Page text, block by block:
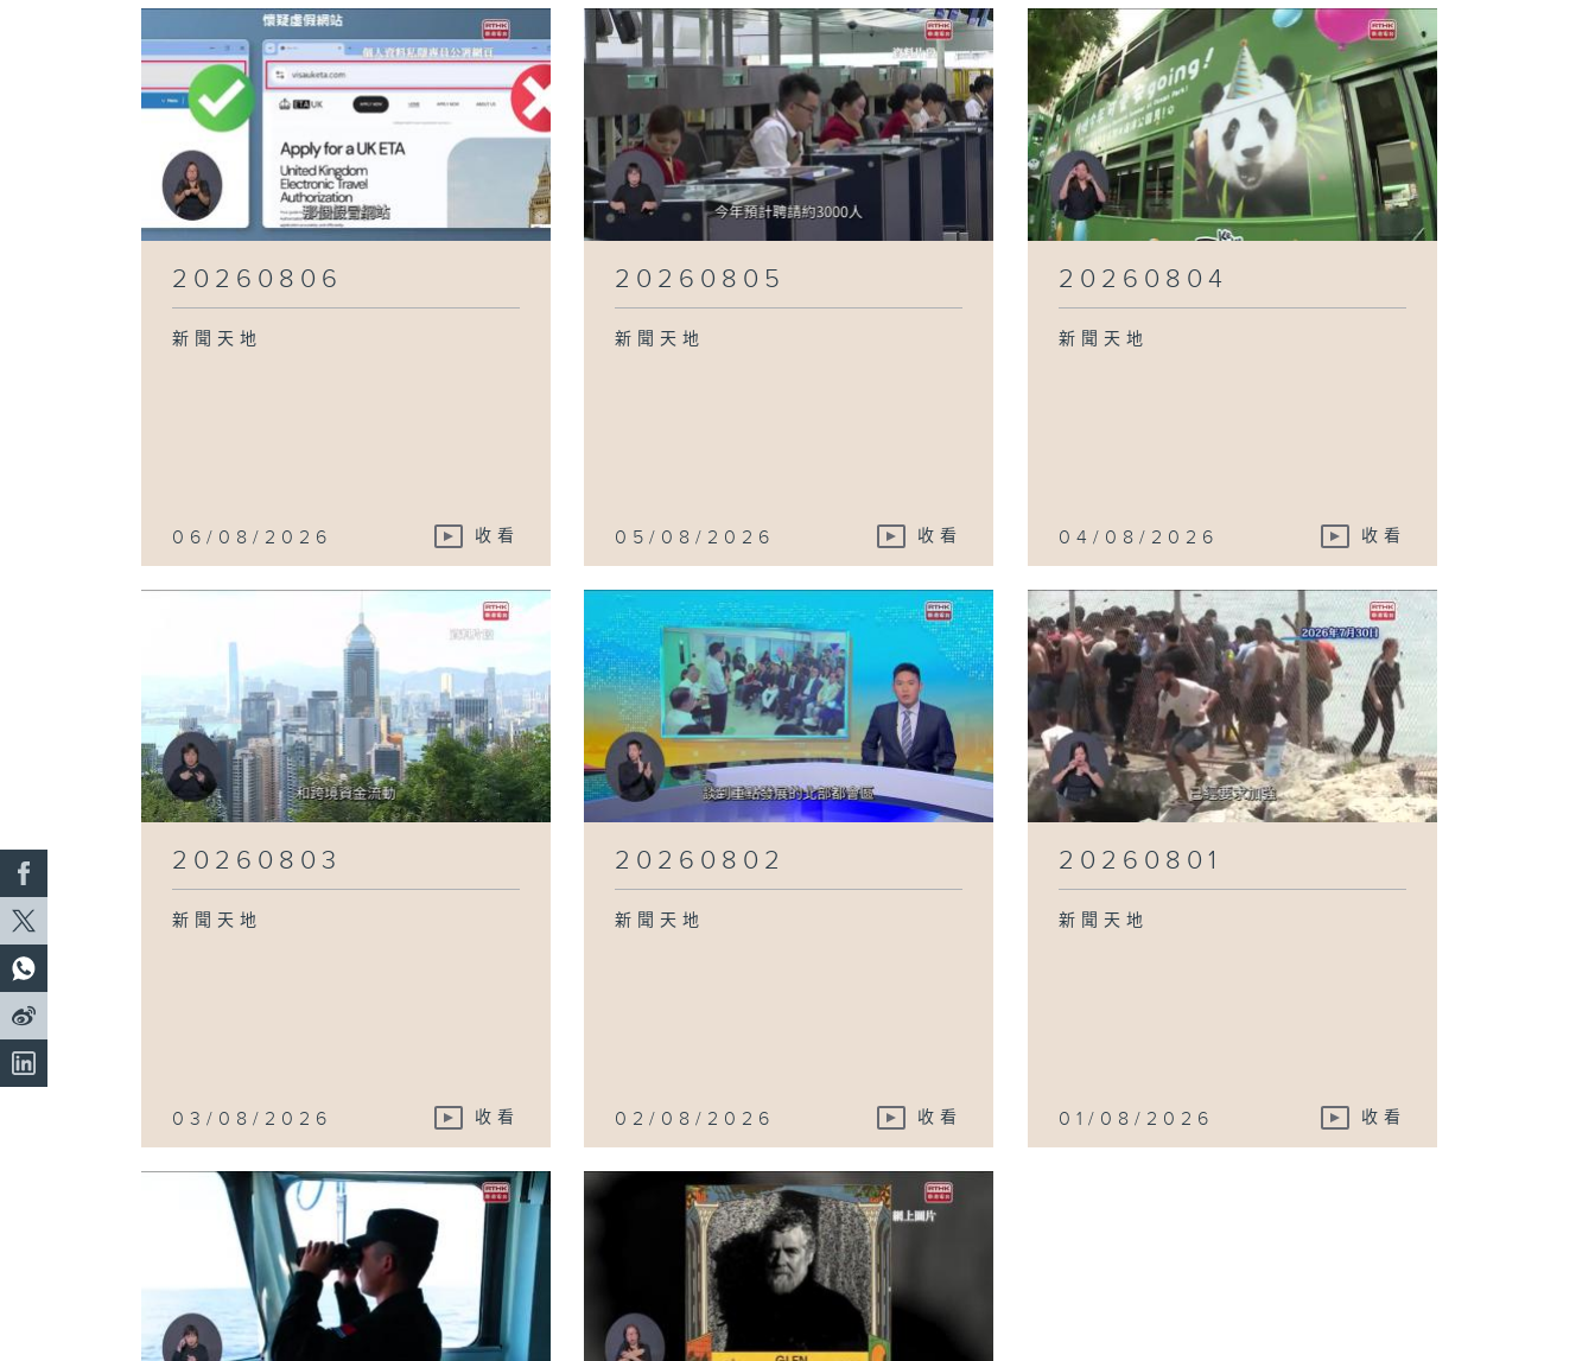
20260806
新聞天地
06/08/2026 收看
20260805
新聞天地
05/08/2026 收看
20260804
新聞天地
04/08/2026 收看
20260803
新聞天地
03/08/2026 收看
20260802
新聞天地
02/08/2026 收看
20260801
新聞天地
01/08/2026 收看